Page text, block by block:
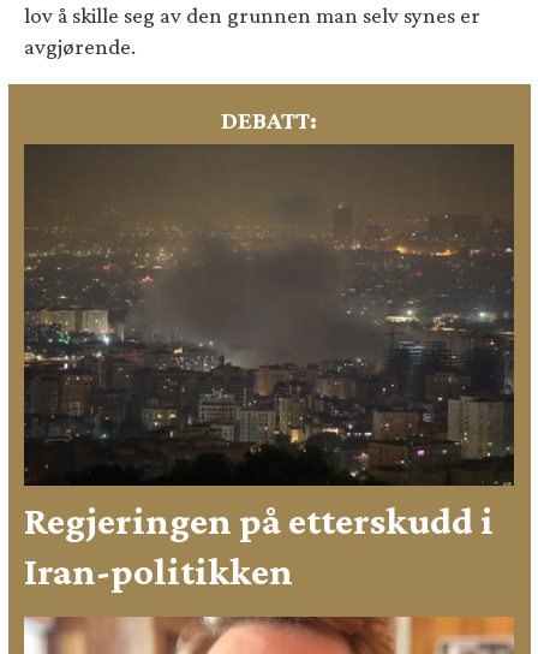
lov å skille seg av den grunnen man selv synes er
avgjørende.
DEBATT:
Regjeringen på etterskudd i
Iran-politikken